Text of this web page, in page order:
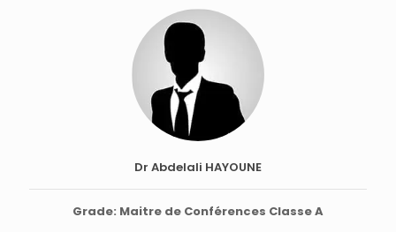
Dr Abdelali HAYOUNE
Grade: Maitre de Conférences Classe A